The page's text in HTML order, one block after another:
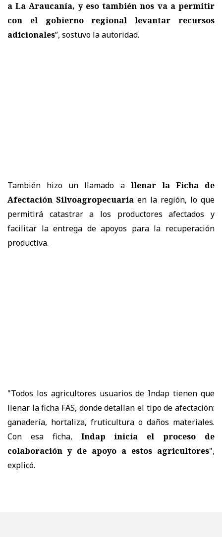
a La Araucanía, y eso también nos va a permitir
con el gobierno regional levantar recursos
adicionales”, sostuvo la autoridad.
También hizo un llamado a llenar la Ficha de
Afectación Silvoagropecuaria en la región, lo que
permitirá catastrar a los productores afectados y
facilitar la entrega de apoyos para la recuperación
productiva.
"Todos los agricultores usuarios de Indap tienen que
llenar la ficha FAS, donde detallan el tipo de afectación:
ganadería, hortaliza, fruticultura o daños materiales.
Con esa ficha, Indap inicia el proceso de
colaboración y de apoyo a estos agricultores",
explicó.